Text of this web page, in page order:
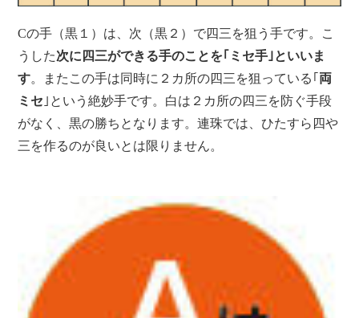
Cの手（黒１）は、次（黒２）で四三を狙う手です。こ
うした次に四三ができる手のことを｢ミセ手｣といいま
す。またこの手は同時に２カ所の四三を狙っている｢ 両
ミセ ｣という絶妙手です。白は２カ所の四三を防ぐ手段
がなく、黒の勝ちとなります。連珠では、ひたすら四や
三を作るのが良いとは限りません。